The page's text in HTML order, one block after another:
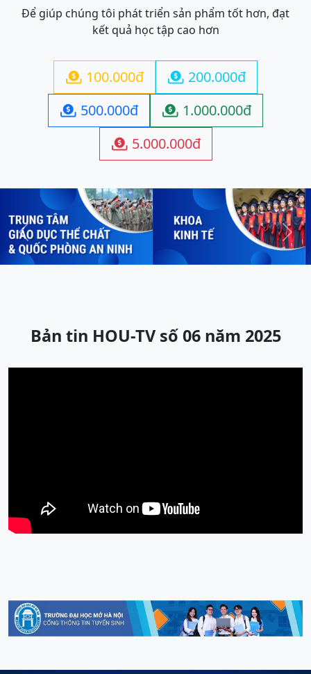
Để giúp chúng tôi phát triển sản phẩm tốt hơn, đạt
kết quả học tập cao hơn
 100.000đ  200.000đ
 500.000đ  1.000.000đ
 5.000.000đ
Previous Next
Bản tin HOU-TV số 06 năm 2025